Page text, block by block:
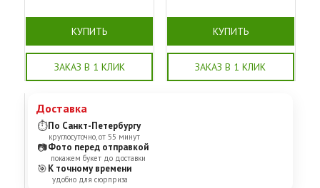
КУПИТЬ
ЗАКАЗ В 1 КЛИК
КУПИТЬ
ЗАКАЗ В 1 КЛИК
Доставка
⏱По Санкт-Петербургу
круглосуточно, от 55 минут
📷Фото перед отправкой
покажем букет до доставки
🎯К точному времени
удобно для сюрприза